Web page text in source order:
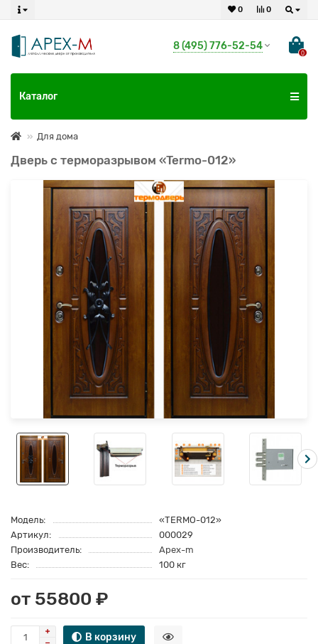
0
0
8 (495) 776-52-54
0
Каталог
Для дома
Дверь с терморазрывом «Termo-012»
Модель:
«TERMO-012»
Артикул:
000029
Производитель:
Apex-m
Вес:
100 кг
от 55800 ₽
В корзину